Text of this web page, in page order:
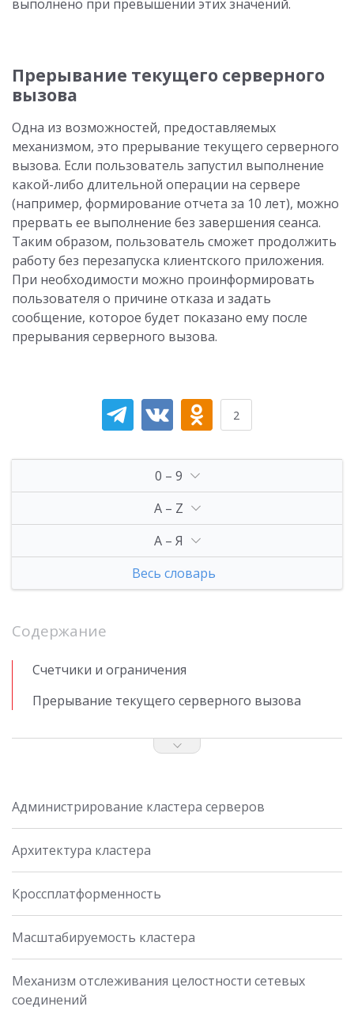
выполнено при превышении этих значений.
Прерывание текущего серверного
вызова
Одна из возможностей, предоставляемых
механизмом, это прерывание текущего серверного
вызова. Если пользователь запустил выполнение
какой-либо длительной операции на сервере
(например, формирование отчета за 10 лет), можно
прервать ее выполнение без завершения сеанса.
Таким образом, пользователь сможет продолжить
работу без перезапуска клиентского приложения.
При необходимости можно проинформировать
пользователя о причине отказа и задать
сообщение, которое будет показано ему после
прерывания серверного вызова.
2
0 – 9
A – Z
А – Я
Весь словарь
Содержание
Счетчики и ограничения
Прерывание текущего серверного вызова
Администрирование кластера серверов
Архитектура кластера
Кроссплатформенность
Масштабируемость кластера
Механизм отслеживания целостности сетевых
соединений